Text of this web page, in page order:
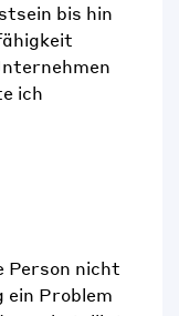
bis hin
ich
Person nicht
ein Problem